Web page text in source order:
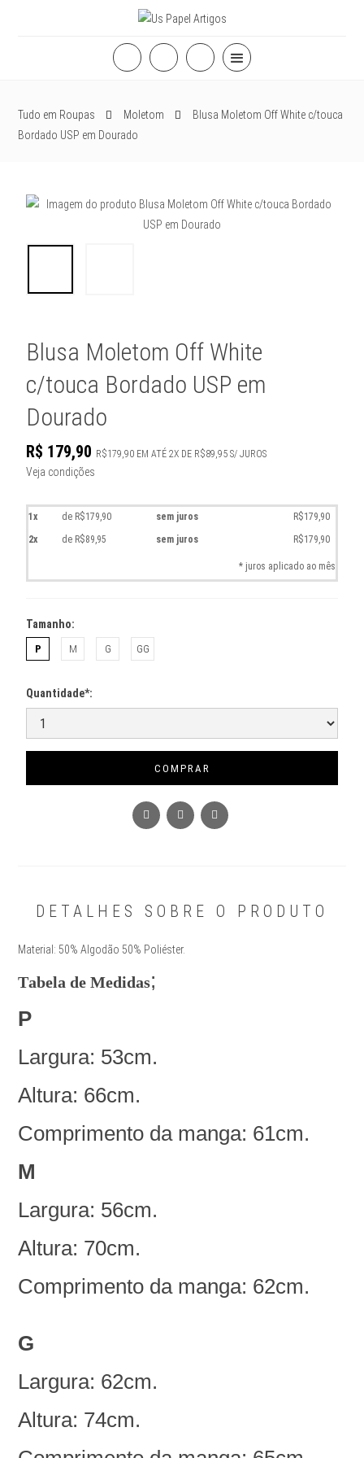
Tudo em Roupas Moletom
Blusa Moletom Off White c/touca
Bordado USP em Dourado
Blusa Moletom Off White
c/touca Bordado USP em
Dourado
R$ 179,90 R$179,90 EM ATÉ 2X DE R$89,95 S/ JUROS
Veja condições
1x de R$179,90 sem juros
R$179,90
2x
de R$89,95 sem juros R$179,90
* juros aplicado ao mês
Tamanho:
P M G GG
Quantidade*:
COMPRAR
DETALHES SOBRE O PRODUTO
Material: 50% Algodão 50% Poliéster.
Tabela de Medidas;
P
Largura: 53cm.
Altura: 66cm.
Comprimento da manga: 61cm.
M
Largura: 56cm.
Altura: 70cm.
Comprimento da manga: 62cm.
G
Largura: 62cm.
Altura: 74cm.